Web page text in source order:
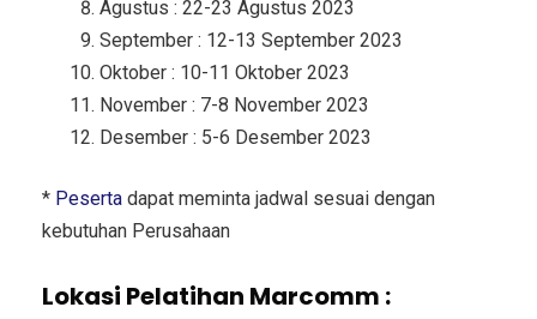
Agustus : 22-23 Agustus 2023
September : 12-13 September 2023
Oktober : 10-11 Oktober 2023
November : 7-8 November 2023
Desember : 5-6 Desember 2023
* Peserta dapat meminta jadwal sesuai dengan
kebutuhan Perusahaan
Lokasi Pelatihan Marcomm :